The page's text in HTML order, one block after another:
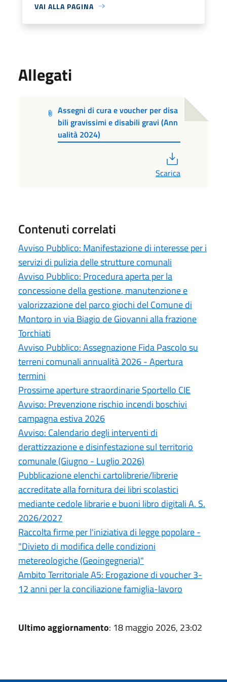
VAI ALLA PAGINA
Allegati
Assegni di cura e voucher per disa
bili gravissimi e disabili gravi (Ann
ualità 2024)
Scarica
Contenuti correlati
Avviso Pubblico: Manifestazione di interesse per i
servizi di pulizia delle strutture comunali
Avviso Pubblico: Procedura aperta per la
concessione della gestione, manutenzione e
valorizzazione del parco giochi del Comune di
Montoro in via Biagio de Giovanni alla frazione
Torchiati
Avviso Pubblico: Assegnazione Fida Pascolo su
terreni comunali annualità 2026 - Apertura
termini
Prossime aperture straordinarie Sportello CIE
Avviso: Prevenzione rischio incendi boschivi
campagna estiva 2026
Avviso: Calendario degli interventi di
derattizzazione e disinfestazione sul territorio
comunale (Giugno - Luglio 2026)
Pubblicazione elenchi cartolibrerie/librerie
accreditate alla fornitura dei libri scolastici
mediante cedole librarie e buoni libro digitali A. S.
2026/2027
Raccolta firme per l'iniziativa di legge popolare -
"Divieto di modifica delle condizioni
metereologiche (Geoingegneria)"
Ambito Territoriale A5: Erogazione di voucher 3-
12 anni per la conciliazione famiglia-lavoro
Ultimo aggiornamento: 18 maggio 2026, 23:02